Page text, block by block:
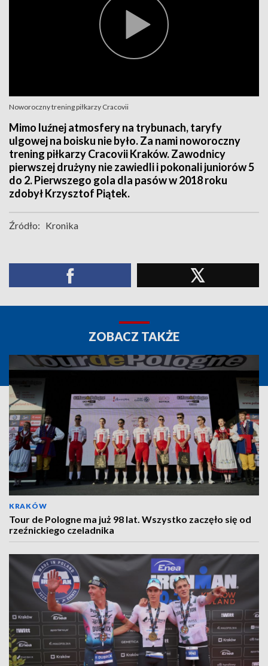
Noworoczny trening piłkarzy Cracovii
Mimo luźnej atmosfery na trybunach, taryfy
ulgowej na boisku nie było. Za nami noworoczny
trening piłkarzy Cracovii Kraków. Zawodnicy
pierwszej drużyny nie zawiedli i pokonali juniorów 5
do 2. Pierwszego gola dla pasów w 2018 roku
zdobył Krzysztof Piątek.
Źródło: Kronika
ZOBACZ TAKŻE
KRAKÓW
Tour de Pologne ma już 98 lat. Wszystko zaczęło się od
rzeźnickiego czeladnika